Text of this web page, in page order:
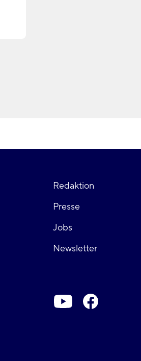
Fußzeile
rechts
Redaktion
Presse
Jobs
Newsletter
Soziale-